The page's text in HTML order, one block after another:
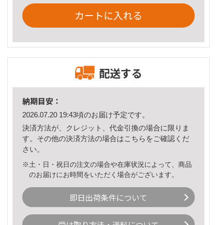
カートに入れる
配送する
納期目安：
2026.07.20 19:43頃のお届け予定です。
決済方法が、クレジット、代金引換の場合に限りま
す。その他の決済方法の場合はこちら をご確認くだ
さい。
※土・日・祝日の注文の場合や在庫状況によって、商品
のお届けにお時間をいただく場合がございます。
即日出荷条件について